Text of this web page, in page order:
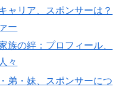
ャリア、スポンサーは？
ー
族の絆：プロフィール、
々
弟・妹、スポンサーにつ